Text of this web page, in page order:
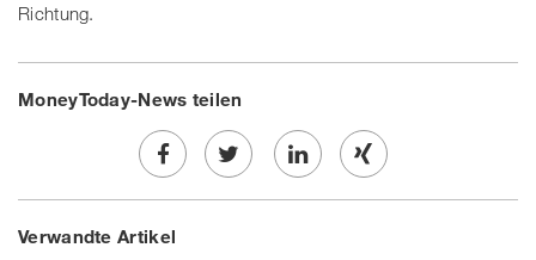
Richtung.
MoneyToday-News teilen
Share
on
Twe
Share Share
Verwandte Artikel